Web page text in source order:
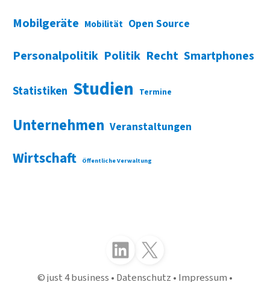
Mobilgeräte Mobilität Open Source
Personalpolitik Politik Recht Smartphones
Statistiken Studien Termine
Unternehmen Veranstaltungen
Wirtschaft Öffentliche Verwaltung
Folgen Sie uns auf LinkedInFolgen Sie uns auf X (Twitter)
just 4 business Datenschutz Impressum